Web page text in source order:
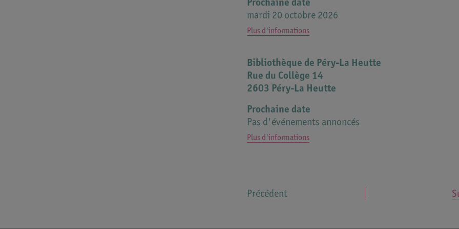
09:00 bis 09:45 Uhr oder 10:15 bis 11:00 Uhr
Erste Geschichten, Reime, Sprachspiele für Kinder von
0-4 Jahren mit Begleitperson.
mardi 20 octobre 2026
Toutes les dates
Contact
bibliothek@taeuffelen.ch
https://www.bibliotaeuffelen.ch/netbiblio
032 396 06 39
Plus d'informations
Bibliothèque de Péry-La Heutte
Rue du Collège 14
2603 Péry-La Heutte
Prochaine date
Pas d'événements annoncés
Plus d'informations
Précédent